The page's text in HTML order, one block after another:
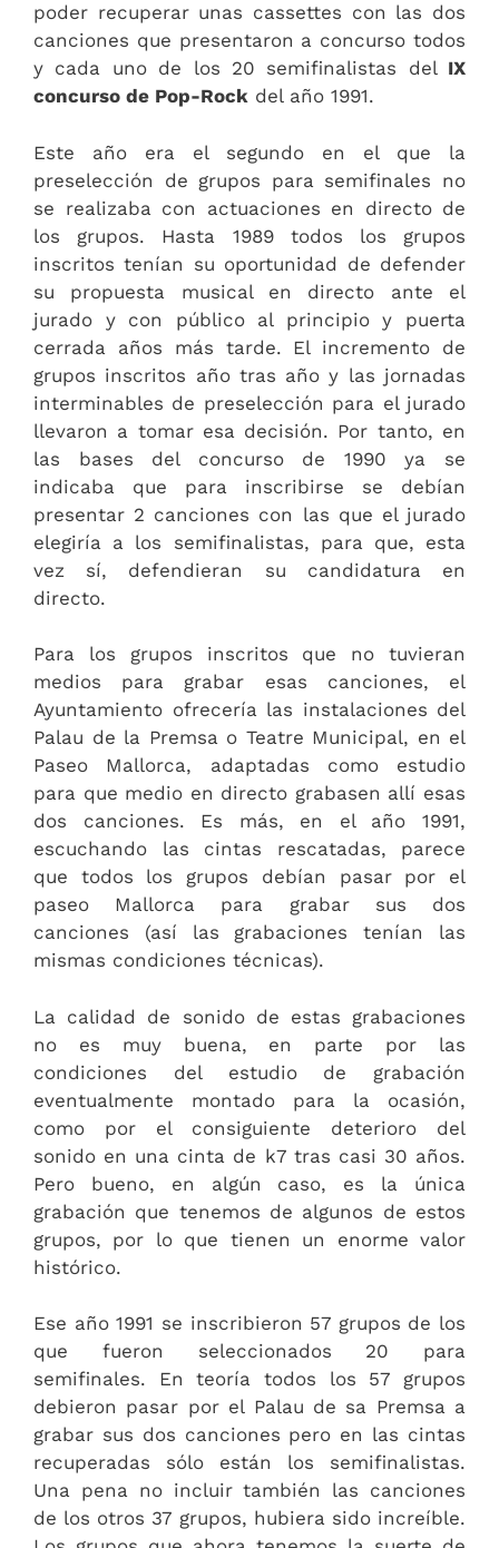
poder recuperar unas cassettes con las dos
canciones que presentaron a concurso todos
y cada uno de los 20 semifinalistas del IX
concurso de Pop-Rock del año 1991.
Este año era el segundo en el que la
preselección de grupos para semifinales no
se realizaba con actuaciones en directo de
los grupos. Hasta 1989 todos los grupos
inscritos tenían su oportunidad de defender
su propuesta musical en directo ante el
jurado y con público al principio y puerta
cerrada años más tarde. El incremento de
grupos inscritos año tras año y las jornadas
interminables de preselección para el jurado
llevaron a tomar esa decisión. Por tanto, en
las bases del concurso de 1990 ya se
indicaba que para inscribirse se debían
presentar 2 canciones con las que el jurado
elegiría a los semifinalistas, para que, esta
vez sí, defendieran su candidatura en
directo.
Para los grupos inscritos que no tuvieran
medios para grabar esas canciones, el
Ayuntamiento ofrecería las instalaciones del
Palau de la Premsa o Teatre Municipal, en el
Paseo Mallorca, adaptadas como estudio
para que medio en directo grabasen allí esas
dos canciones. Es más, en el año 1991,
escuchando las cintas rescatadas, parece
que todos los grupos debían pasar por el
paseo Mallorca para grabar sus dos
canciones (así las grabaciones tenían las
mismas condiciones técnicas).
La calidad de sonido de estas grabaciones
no es muy buena, en parte por las
condiciones del estudio de grabación
eventualmente montado para la ocasión,
como por el consiguiente deterioro del
sonido en una cinta de k7 tras casi 30 años.
Pero bueno, en algún caso, es la única
grabación que tenemos de algunos de estos
grupos, por lo que tienen un enorme valor
histórico.
Ese año 1991 se inscribieron 57 grupos de los
que fueron seleccionados 20 para
semifinales. En teoría todos los 57 grupos
debieron pasar por el Palau de sa Premsa a
grabar sus dos canciones pero en las cintas
recuperadas sólo están los semifinalistas.
Una pena no incluir también las canciones
de los otros 37 grupos, hubiera sido increíble.